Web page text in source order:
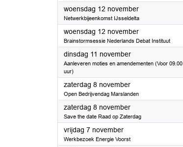
woensdag 12 november2025
Netwerkbijeenkomst IJsseldelta
woensdag 12 november2025
Brainstormsessie Nederlands Debat Instituut
dinsdag 11 november2025
Aanleveren moties en amendementen (Voor 09.00
uur)
zaterdag 8 november2025
Open Bedrijvendag Marslanden
zaterdag 8 november2025
Save the date Raad op Zaterdag
vrijdag 7 november2025
Werkbezoek Energie Voorst